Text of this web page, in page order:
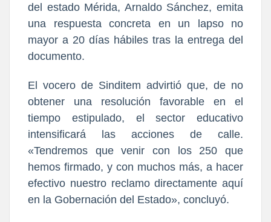
del estado Mérida, Arnaldo Sánchez, emita
una respuesta concreta en un lapso no
mayor a 20 días hábiles tras la entrega del
documento.
El vocero de Sinditem advirtió que, de no
obtener una resolución favorable en el
tiempo estipulado, el sector educativo
intensificará las acciones de calle.
«Tendremos que venir con los 250 que
hemos firmado, y con muchos más, a hacer
efectivo nuestro reclamo directamente aquí
en la Gobernación del Estado», concluyó.